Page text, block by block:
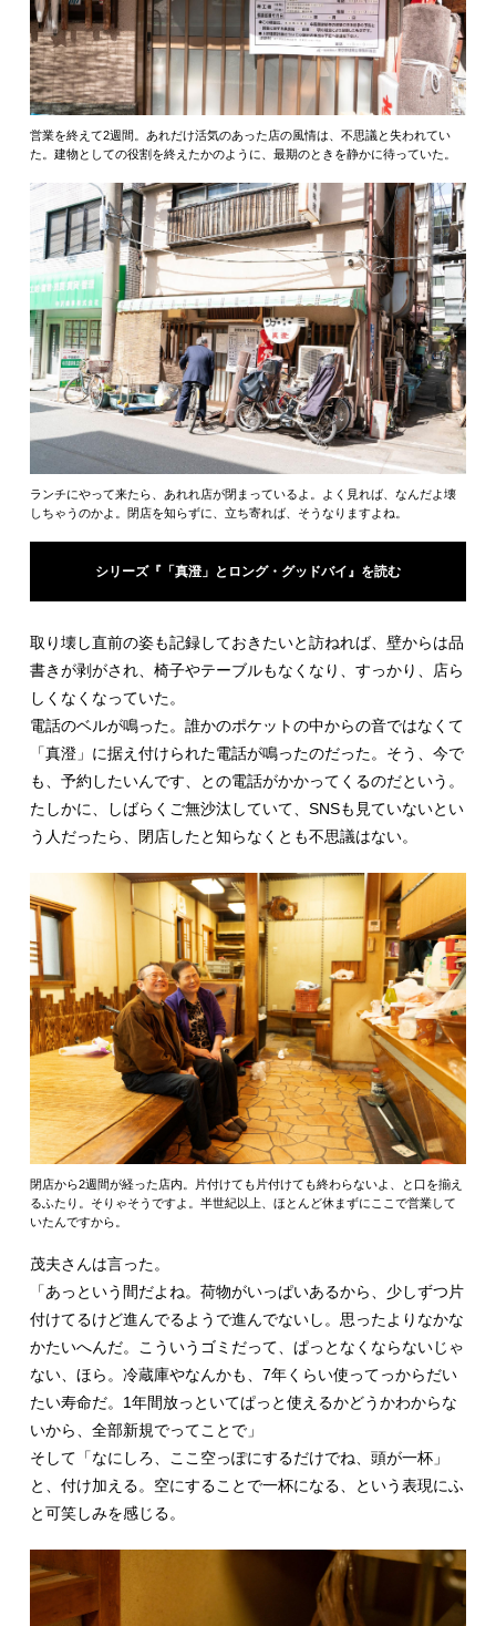
営業を終えて2週間。あれだけ活気のあった店の風情は、不思議と失われてい
た。建物としての役割を終えたかのように、最期のときを静かに待っていた。
ランチにやって来たら、あれれ店が閉まっているよ。よく見れば、なんだよ壊
しちゃうのかよ。閉店を知らずに、立ち寄れば、そうなりますよね。
シリーズ『「真澄」とロング・グッドバイ』を読む
取り壊し直前の姿も記録しておきたいと訪ねれば、壁からは品
書きが剥がされ、椅子やテーブルもなくなり、すっかり、店ら
しくなくなっていた。
電話のベルが鳴った。誰かのポケットの中からの音ではなくて
「真澄」に据え付けられた電話が鳴ったのだった。そう、今で
も、予約したいんです、との電話がかかってくるのだという。
たしかに、しばらくご無沙汰していて、SNSも見ていないとい
う人だったら、閉店したと知らなくとも不思議はない。
閉店から2週間が経った店内。片付けても片付けても終わらないよ、と口を揃え
るふたり。そりゃそうですよ。半世紀以上、ほとんど休まずにここで営業して
いたんですから。
茂夫さんは言った。
「あっという間だよね。荷物がいっぱいあるから、少しずつ片
付けてるけど進んでるようで進んでないし。思ったよりなかな
かたいへんだ。こういうゴミだって、ぱっとなくならないじゃ
ない、ほら。冷蔵庫やなんかも、7年くらい使ってっからだい
たい寿命だ。1年間放っといてぱっと使えるかどうかわからな
いから、全部新規でってことで」
そして「なにしろ、ここ空っぽにするだけでね、頭が一杯」
と、付け加える。空にすることで一杯になる、という表現にふ
と可笑しみを感じる。